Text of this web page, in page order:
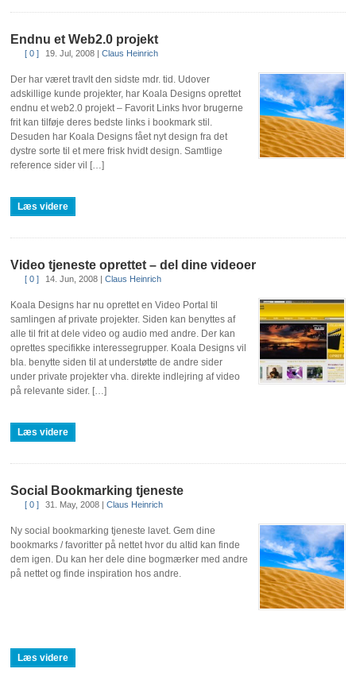
Endnu et Web2.0 projekt
[ 0 ] 19. Jul, 2008 |Claus Heinrich
Der har været travlt den sidste mdr. tid. Udover
adskillige kunde projekter, har Koala Designs oprettet
endnu et web2.0 projekt – Favorit Links hvor brugerne
frit kan tilføje deres bedste links i bookmark stil.
Desuden har Koala Designs fået nyt design fra det
dystre sorte til et mere frisk hvidt design. Samtlige
reference sider vil […]
Læs videre
Video tjeneste oprettet – del dine videoer
[ 0 ] 14. Jun, 2008 |Claus Heinrich
Koala Designs har nu oprettet en Video Portal til
samlingen af private projekter. Siden kan benyttes af
alle til frit at dele video og audio med andre. Der kan
oprettes specifikke interessegrupper. Koala Designs vil
bla. benytte siden til at understøtte de andre sider
under private projekter vha. direkte indlejring af video
på relevante sider. […]
Læs videre
Social Bookmarking tjeneste
[ 0 ] 31. May, 2008 |Claus Heinrich
Ny social bookmarking tjeneste lavet. Gem dine
bookmarks / favoritter på nettet hvor du altid kan finde
dem igen. Du kan her dele dine bogmærker med andre
på nettet og finde inspiration hos andre.
Læs videre